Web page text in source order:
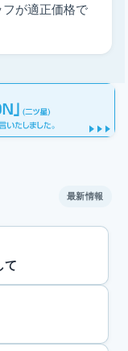
が適正価格で
最新情報
て